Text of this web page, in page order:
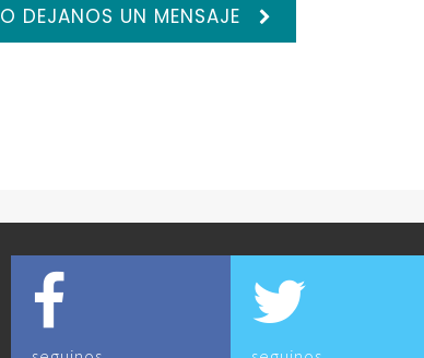
O DEJANOS UN MENSAJE